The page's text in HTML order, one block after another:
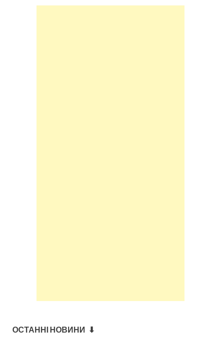
ОСТАННІ НОВИНИ ⬇